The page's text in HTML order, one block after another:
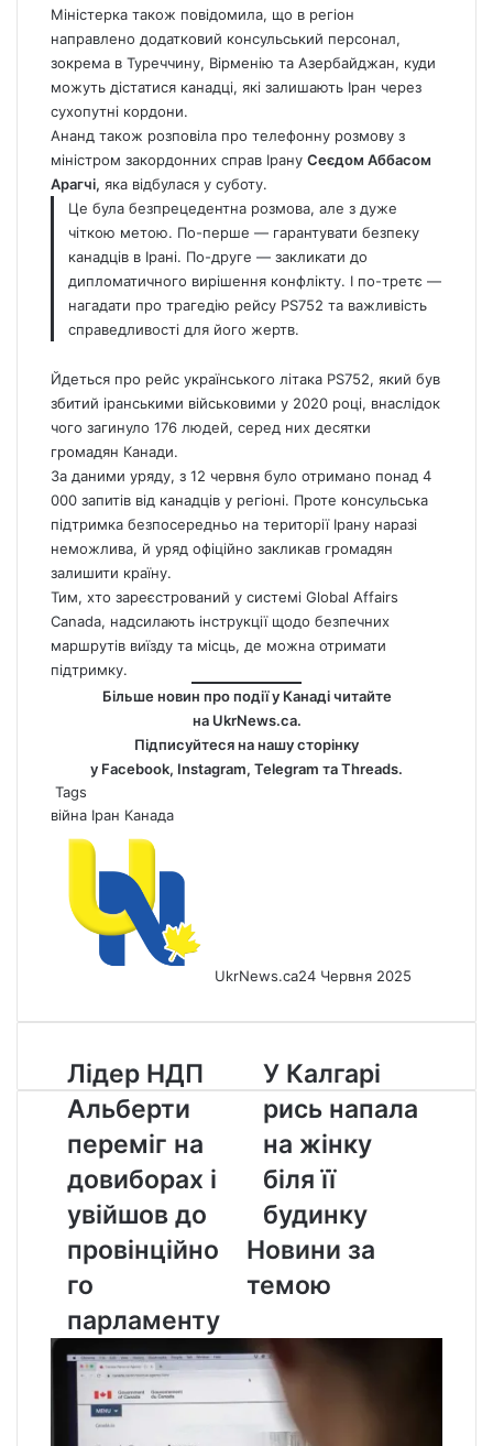
Міністерка також повідомила, що в регіон
направлено додатковий консульський персонал,
зокрема в Туреччину, Вірменію та Азербайджан, куди
можуть дістатися канадці, які залишають Іран через
сухопутні кордони.
Ананд також розповіла про телефонну розмову з
міністром закордонних справ Ірану Сеєдом Аббасом
Арагчі, яка відбулася у суботу.
Це була безпрецедентна розмова, але з дуже
чіткою метою. По-перше — гарантувати безпеку
канадців в Ірані. По-друге — закликати до
дипломатичного вирішення конфлікту. І по-третє —
нагадати про трагедію рейсу PS752 та важливість
справедливості для його жертв.
Йдеться про рейс українського літака PS752, який був
збитий іранськими військовими у 2020 році, внаслідок
чого загинуло 176 людей, серед них десятки
громадян Канади.
За даними уряду, з 12 червня було отримано понад 4
000 запитів від канадців у регіоні. Проте консульська
підтримка безпосередньо на території Ірану наразі
неможлива, й уряд офіційно закликав громадян
залишити країну.
Тим, хто зареєстрований у системі Global Affairs
Canada, надсилають інструкції щодо безпечних
маршрутів виїзду та місць, де можна отримати
підтримку.
Більше новин про події у Канаді читайте
на UkrNews.ca.
Підписуйтеся на нашу сторінку
у Facebook, Instagram, Telegram таThreads.
Tags
війна Іран Канада
UkrNews.ca24 Червня 2025
Лідер
НДП
Альберти
переміг
на
довиборах
увійшов
до
парламенту
Лідер НДП
Альберти
переміг на
довиборах і
увійшов до
провінційно
го
парламенту
У
Калгарі
рись
напала
на
жінку
біля
її
будинку
У Калгарі
рись напала
на жінку
біля її
будинку
Новини за
темою